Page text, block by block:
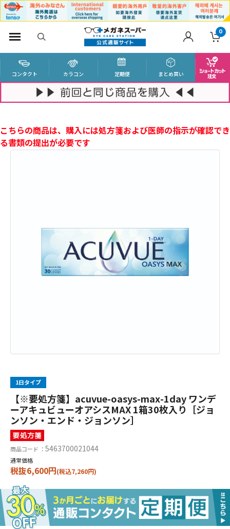
0
コンタクト カラコン 定期便 まとめ買い
こちらの商品は、購入には処方箋および医師の指示が確認でき
る書類の提出が必要です
1日タイプ
【※要処方箋】acuvue-oasys-max-1day ワンデ
ーアキュビューオアシスMAX 1箱30枚入り［ジョ
ンソン・エンド・ジョンソン］
商品コード ： 5463700021044
通常価格
税抜6,600円(税込7,260円)